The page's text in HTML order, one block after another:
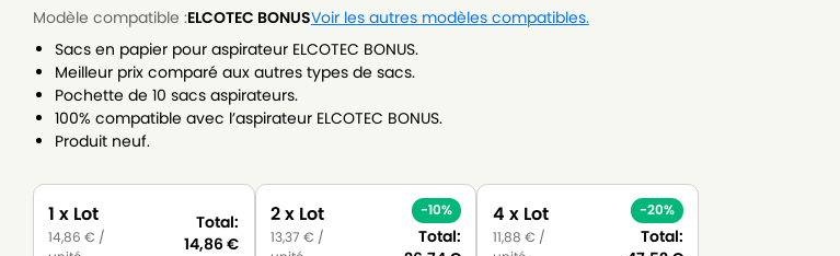
Modèle compatible :ELCOTEC BONUSVoir les autres modèles compatibles.
Sacs en papier pour aspirateur ELCOTEC BONUS.
Meilleur prix comparé aux autres types de sacs.
Pochette de 10 sacs aspirateurs.
100% compatible avec l’aspirateur ELCOTEC BONUS.
Produit neuf.
1 x Lot
14,86€ /
Total:
14,86€
2 x Lot
13,37€ /
-10%
Total:
4 x Lot
11,88 € /
-20%
Total: